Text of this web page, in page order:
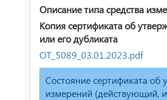
Описание типа средства
Копия сертификата об
или его дубликата
ОТ_5089_03.01.2023.pdf
Состояние сертификата об
измерений (действующий,